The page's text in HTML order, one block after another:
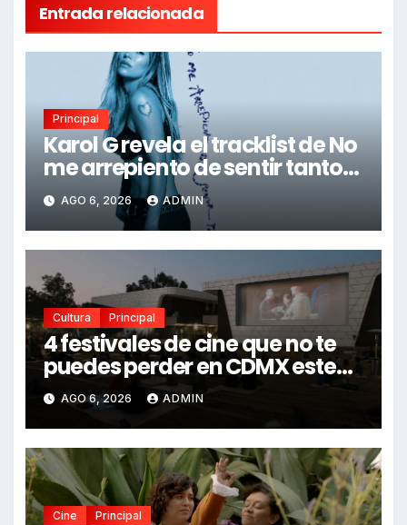
Entrada relacionada
Principal
Karol G revela el tracklist de No
me arrepiento de sentir tanto:
Drake, Bruno Mars y más
estrellas se suman al álbum
AGO 6, 2026 ADMIN
Cultura Principal
4 festivales de cine que no te
puedes perder en CDMX este
2026
AGO 6, 2026 ADMIN
Cine Principal